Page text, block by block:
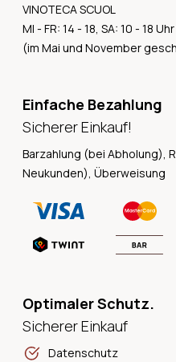
VINOTECA SCUOL
MI - FR: 14 - 18, SA: 10 - 18 Uhr
(im Mai und November
Einfache Bezahlung
Sicherer Einkauf!
Barzahlung (bei Abholung),
Neukunden), Überweisung
Optimaler Schutz.
Sicherer Einkauf
Datenschutz